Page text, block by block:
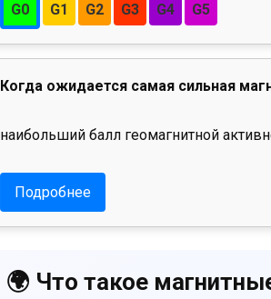
G0 G1 G2 G3 G4 G5
Когда ожидается самая сильная
наибольший балл геомагнитной
Подробнее
🌍 Что такое